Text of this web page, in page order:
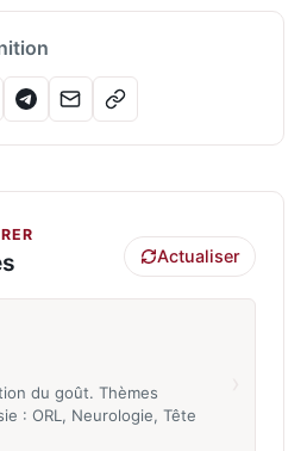
Actualiser
du goût. Thèmes
: ORL, Neurologie, Tête